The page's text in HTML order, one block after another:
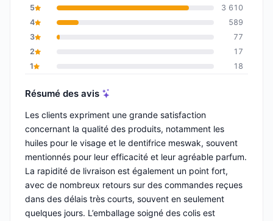
5
3 610
4
589
3
77
2
17
1
18
Résumé des avis
Les clients expriment une grande satisfaction
concernant la qualité des produits, notamment les
huiles pour le visage et le dentifrice meswak, souvent
mentionnés pour leur efficacité et leur agréable parfum.
La rapidité de livraison est également un point fort,
avec de nombreux retours sur des commandes reçues
dans des délais très courts, souvent en seulement
quelques jours. L’emballage soigné des colis est